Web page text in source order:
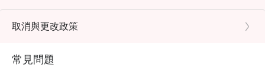
【半自助午餐】
星期一至五、公眾假期除外： 12:00 - 14:30
【週末早午餐】
取消與更改政策
常見問題